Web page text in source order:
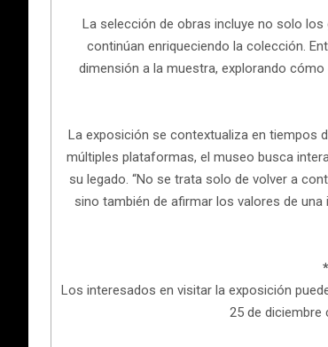
La selección de obras incluye no solo
continúan enriqueciendo la colección.
dimensión a la muestra, explorando
La exposición se contextualiza en tiempos
múltiples plataformas, el museo busca
su legado. “No se trata solo de volver a
sino también de afirmar los valores de una
Los interesados en visitar la exposición
25 de diciembre